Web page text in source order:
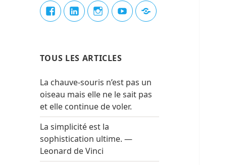
Élément
de
Élément
de
Élément
de
Élément
de
Élément
du
TOUS LES ARTICLES
La chauve-souris n’est pas un
oiseau mais elle ne le sait pas
et elle continue de voler.
La simplicité est la
sophistication ultime. —
Leonard de Vinci